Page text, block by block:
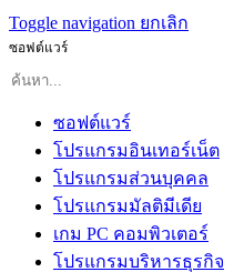
Toggle navigation ยกเลิก
ซอฟต์แวร์
ซอฟต์แวร์
โปรแกรมอินเทอร์เน็ต
โปรแกรมส่วนบุคคล
โปรแกรมมัลติมีเดีย
เกม PC คอมพิวเตอร์
โปรแกรมบริหารธุรกิจ